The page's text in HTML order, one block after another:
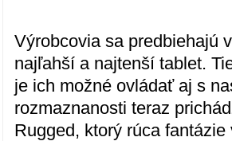
Výrobcovia sa predbiehajú
najľahší a najtenší tablet.
je ich možné ovládať aj s
rozmaznanosti teraz
Rugged, ktorý rúca